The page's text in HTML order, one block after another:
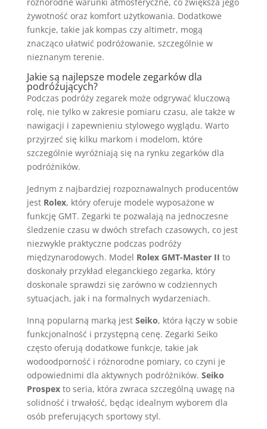
żywotność oraz komfort użytkowania. Dodatkowe
funkcje, takie jak kompas czy altimetr, mogą
znacząco ułatwić podróżowanie, szczególnie w
nieznanym terenie.
Jakie są najlepsze modele zegarków dla
podróżujących?
Podczas podróży zegarek może odgrywać kluczową
rolę, nie tylko w zakresie pomiaru czasu, ale także w
nawigacji i zapewnieniu stylowego wyglądu. Warto
przyjrzeć się kilku markom i modelom, które
szczególnie wyróżniają się na rynku zegarków dla
podróżników.
Jednym z najbardziej rozpoznawalnych producentów
jest Rolex, który oferuje modele wyposażone w
funkcję GMT. Zegarki te pozwalają na jednoczesne
śledzenie czasu w dwóch strefach czasowych, co jest
niezwykle praktyczne podczas podróży
międzynarodowych. Model Rolex GMT-Master II to
doskonały przykład eleganckiego zegarka, który
doskonale sprawdzi się zarówno w codziennych
sytuacjach, jak i na formalnych wydarzeniach.
Inną popularną marką jest Seiko, która łączy w sobie
funkcjonalność i przystępną cenę. Zegarki Seiko
często oferują dodatkowe funkcje, takie jak
wodoodporność i różnorodne pomiary, co czyni je
odpowiednimi dla aktywnych podróżników. Seiko
Prospexto seria, która zwraca szczególną uwagę na
solidność i trwałość, będąc idealnym wyborem dla
osób preferujących sportowy styl.